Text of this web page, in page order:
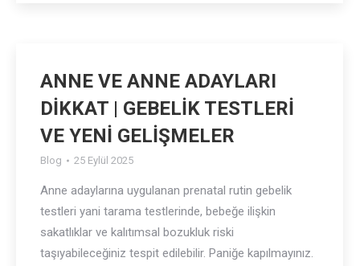
ANNE VE ANNE ADAYLARI
DİKKAT | GEBELİK TESTLERİ
VE YENİ GELİŞMELER
Blog 25 Eylül 2025
Anne adaylarına uygulanan prenatal rutin gebelik
testleri yani tarama testlerinde, bebeğe ilişkin
sakatlıklar ve kalıtımsal bozukluk riski
taşıyabileceğiniz tespit edilebilir. Paniğe kapılmayınız.